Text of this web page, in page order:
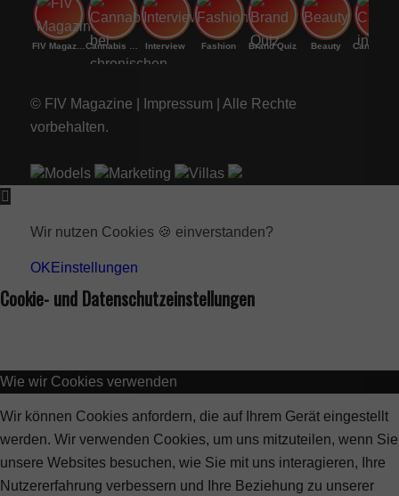
FIV Magazine Cannabis bei chronischen Interview Fashion Brand Quiz Beauty
© FIV Magazine | Impressum | Alle Rechte
vorbehalten.
Models Marketing Villas
Wir nutzen Cookies 🍪 einverstanden?
OK Einstellungen
Cookie- und Datenschutzeinstellungen
Wie wir Cookies verwenden
Wir können Cookies anfordern, die auf Ihrem Gerät eingestellt
werden. Wir verwenden Cookies, um uns mitzuteilen, wenn Sie
unsere Websites besuchen, wie Sie mit uns interagieren, Ihre
Nutzererfahrung verbessern und Ihre Beziehung zu unserer